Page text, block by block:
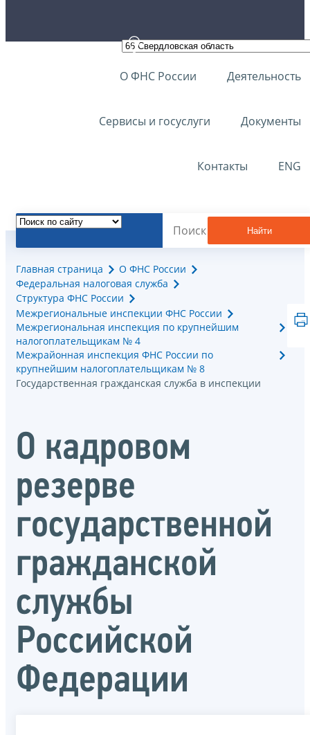
О ФНС России Деятельность
Сервисы и госуслуги Документы
Контакты ENG
Найти
Главная страница
О ФНС России
Федеральная налоговая служба
Структура ФНС России
Межрегиональные инспекции ФНС России
Межрегиональная инспекция по крупнейшим
налогоплательщикам № 4
Межрайонная инспекция ФНС России по
крупнейшим налогоплательщикам № 8
Государственная гражданская служба в инспекции
О кадровом
резерве
государственной
гражданской
службы
Российской
Федерации